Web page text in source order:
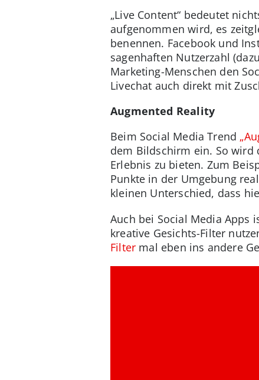
„Live Content“ bedeutet
aufgenommen wird, es
benennen. Facebook und
sagenhaften Nutzerzahl
Marketing-Menschen den
Livechat auch direkt mit
Augmented Reality
Beim Social Media Trend
dem Bildschirm ein. So
Erlebnis zu bieten. Zum
Punkte in der Umgebung
kleinen Unterschied, dass
Auch bei Social Media Apps
kreative Gesichts-Filter
Filter mal eben ins andere